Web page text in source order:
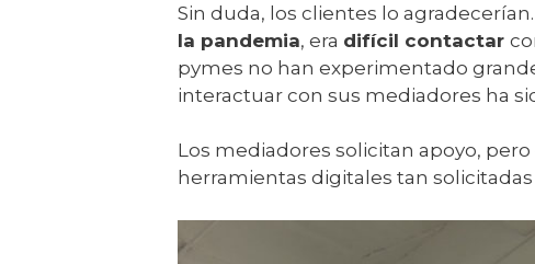
Sin duda, los clientes lo
la pandemia, era difícil contactar
pymes no han experimentado
interactuar con sus mediadores ha
Los mediadores solicitan apoyo,
herramientas digitales tan